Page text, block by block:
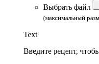
Выбрать файл
(максимальный
Text
Введите рецепт,